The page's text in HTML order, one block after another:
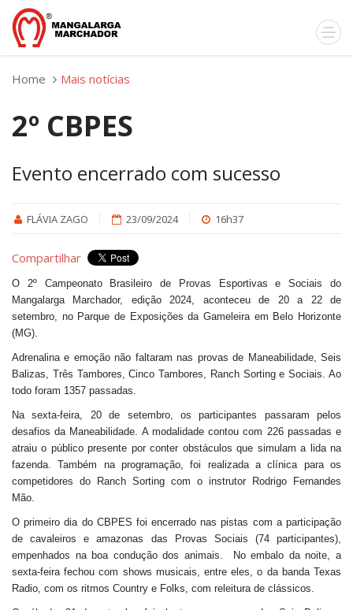
Home Mais notícias
2º CBPES
Evento encerrado com sucesso
FLÁVIA ZAGO 23/09/2024 16h37
Compartilhar
O 2º Campeonato Brasileiro de Provas Esportivas e Sociais do
Mangalarga Marchador, edição 2024, aconteceu de 20 a 22 de
setembro, no Parque de Exposições da Gameleira em Belo Horizonte
(MG).
Adrenalina e emoção não faltaram nas provas de Maneabilidade, Seis
Balizas, Três Tambores, Cinco Tambores, Ranch Sorting e Sociais. Ao
todo foram 1357 passadas.
Na sexta-feira, 20 de setembro, os participantes passaram pelos
desafios da Maneabilidade. A modalidade contou com 226 passadas e
atraiu o público presente por conter obstáculos que simulam a lida na
fazenda. Também na programação, foi realizada a clínica para os
competidores do Ranch Sorting com o instrutor Rodrigo Fernandes
Mão.
O primeiro dia do CBPES foi encerrado nas pistas com a participação
de cavaleiros e amazonas das Provas Sociais (74 participantes),
empenhados na boa condução dos animais. No embalo da noite, a
sexta-feira fechou com shows musicais, entre eles, o da banda Texas
Radio, com os ritmos Country e Folks, com releitura de clássicos.